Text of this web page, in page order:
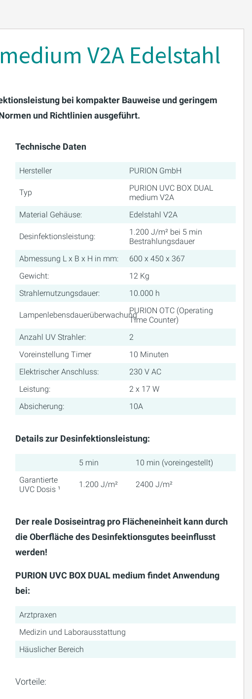
medium V2A Edelstahl
bei kompakter Bauweise und geringem
und Richtlinien ausgeführt.
Technische Daten
Hersteller PURION GmbH
Typ
PURION UVC BOX DUAL
medium V2A
Material Gehäuse:
Edelstahl V2A
Desinfektionsleistung:
1.200 J/m² bei 5 min
Bestrahlungsdauer
Abmessung L x B x H in mm:
600 x 450 x 367
Gewicht:
12 Kg
Strahlernutzungsdauer:
10.000 h
LampenlebensdauerüberwachungPURION OTC (Operating
Time Counter)
Anzahl UV Strahler:
2
Voreinstellung Timer
10 Minuten
Elektrischer Anschluss:
230 V AC
Leistung:
2 x 17 W
Absicherung:
10A
Details zur Desinfektionsleistung:
5 min
10 min (voreingestellt)
Garantierte
UVC Dosis ¹
1.200 J/m² 2400 J/m²
Der reale Dosiseintrag pro Flächeneinheit kann durch
die Oberfläche des Desinfektionsgutes beeinflusst
werden!
PURION UVC BOX DUAL medium findet Anwendung
bei:
Arztpraxen
Medizin und Laborausstattung
Häuslicher Bereich
Vorteile: